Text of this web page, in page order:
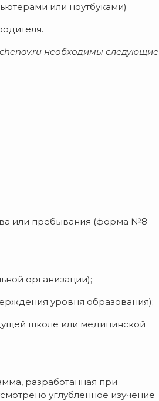
или ноутбуками)
необходимы следующие
или пребывания (форма №8
организации);
уровня образования);
школе или медицинской
разработанная при
углубленное изучение